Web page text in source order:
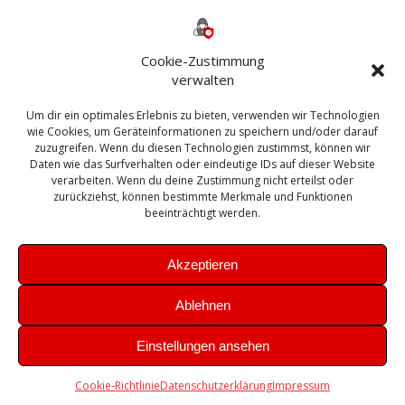
Cookie-Zustimmung
verwalten
Um dir ein optimales Erlebnis zu bieten, verwenden wir Technologien
wie Cookies, um Geräteinformationen zu speichern und/oder darauf
zuzugreifen. Wenn du diesen Technologien zustimmst, können wir
Daten wie das Surfverhalten oder eindeutige IDs auf dieser Website
verarbeiten. Wenn du deine Zustimmung nicht erteilst oder
zurückziehst, können bestimmte Merkmale und Funktionen
beeinträchtigt werden.
Akzeptieren
Ablehnen
Einstellungen ansehen
Cookie-RichtlinieDatenschutzerklärungImpressum
Bautagebuch
Exchange firewall Fritzbox
Microsoft
Sanierung SBS Security Server Sicherheit
Sicherung SIEM Sophos SSL Ubuntu
Update Upgrade UTM VCenter VCSA Veeam
VMWare VPN WAZUH Windows
Zertifikat
Theme